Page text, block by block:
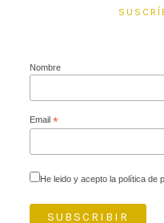
Nombre
Email *
He leido y acepto la política de